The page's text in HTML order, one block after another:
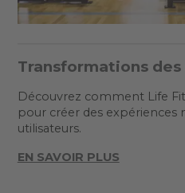
Transformations des
Découvrez comment Life
pour créer des
utilisateurs.
EN SAVOIR PLUS